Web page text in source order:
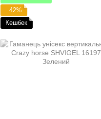
−42%
Кешбек